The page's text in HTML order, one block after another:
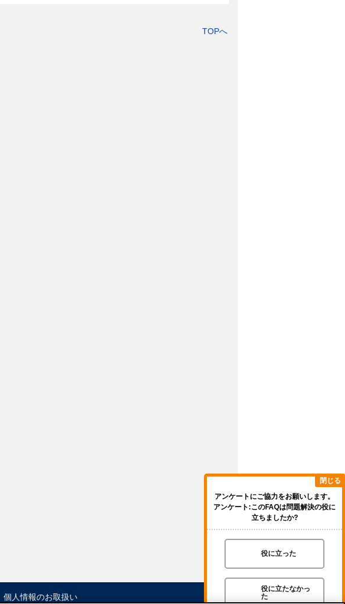
閉じる
アンケートにご協力をお願いします。
アンケート:このFAQは問題解決の役に
立ちましたか?
役に立った
役に立たなかっ
た
TOPへ
個人情報のお取扱い